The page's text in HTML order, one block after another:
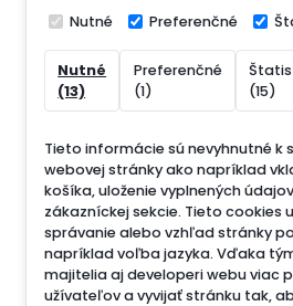
Nutné Preferenčné
Nutné
(13)
Preferenčné
(1)
(15)
Tieto informácie sú nevyhnutné k
webovej stránky ako napríklad
košíka, uloženie vyplnených
zákazníckej sekcie. Tieto cookies
správanie alebo vzhľad stránky
napríklad voľba jazyka. Vďaka
majitelia aj developeri webu viac
užívateľov a vyvijať stránku tak,